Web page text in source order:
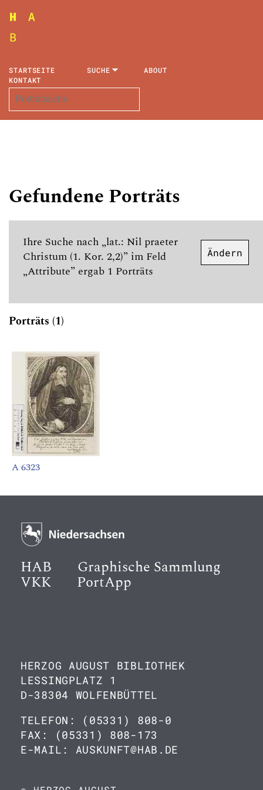
STARTSEITE SUCHE
ABOUT
KONTAKT
Gefundene Porträts
Ihre Suche nach „lat.: Nil praeter
Christum (1. Kor. 2,2)” im Feld
„Attribute” ergab 1 Porträts
Ändern
Porträts (1)
A 6323
HAB Graphische Sammlung
VKK PortApp
HERZOG AUGUST BIBLIOTHEK
LESSINGPLATZ 1
D-38304 WOLFENBÜTTEL
TELEFON: (05331) 808-0
FAX: (05331) 808-173
E-MAIL: AUSKUNFT@HAB.DE